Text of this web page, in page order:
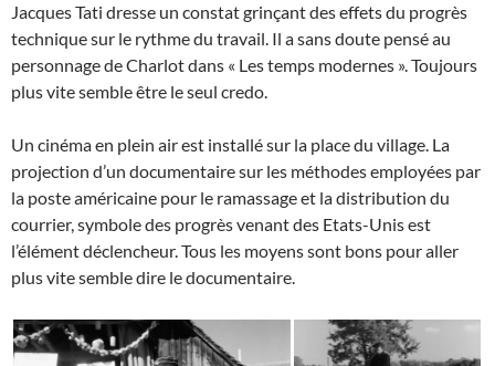
Jacques Tati dresse un constat grinçant des effets du progrès
technique sur le rythme du travail. Il a sans doute pensé au
personnage de Charlot dans « Les temps modernes ». Toujours
plus vite semble être le seul credo.
Un cinéma en plein air est installé sur la place du village. La
projection d’un documentaire sur les méthodes employées par
la poste américaine pour le ramassage et la distribution du
courrier, symbole des progrès venant des Etats-Unis est
l’élément déclencheur. Tous les moyens sont bons pour aller
plus vite semble dire le documentaire.